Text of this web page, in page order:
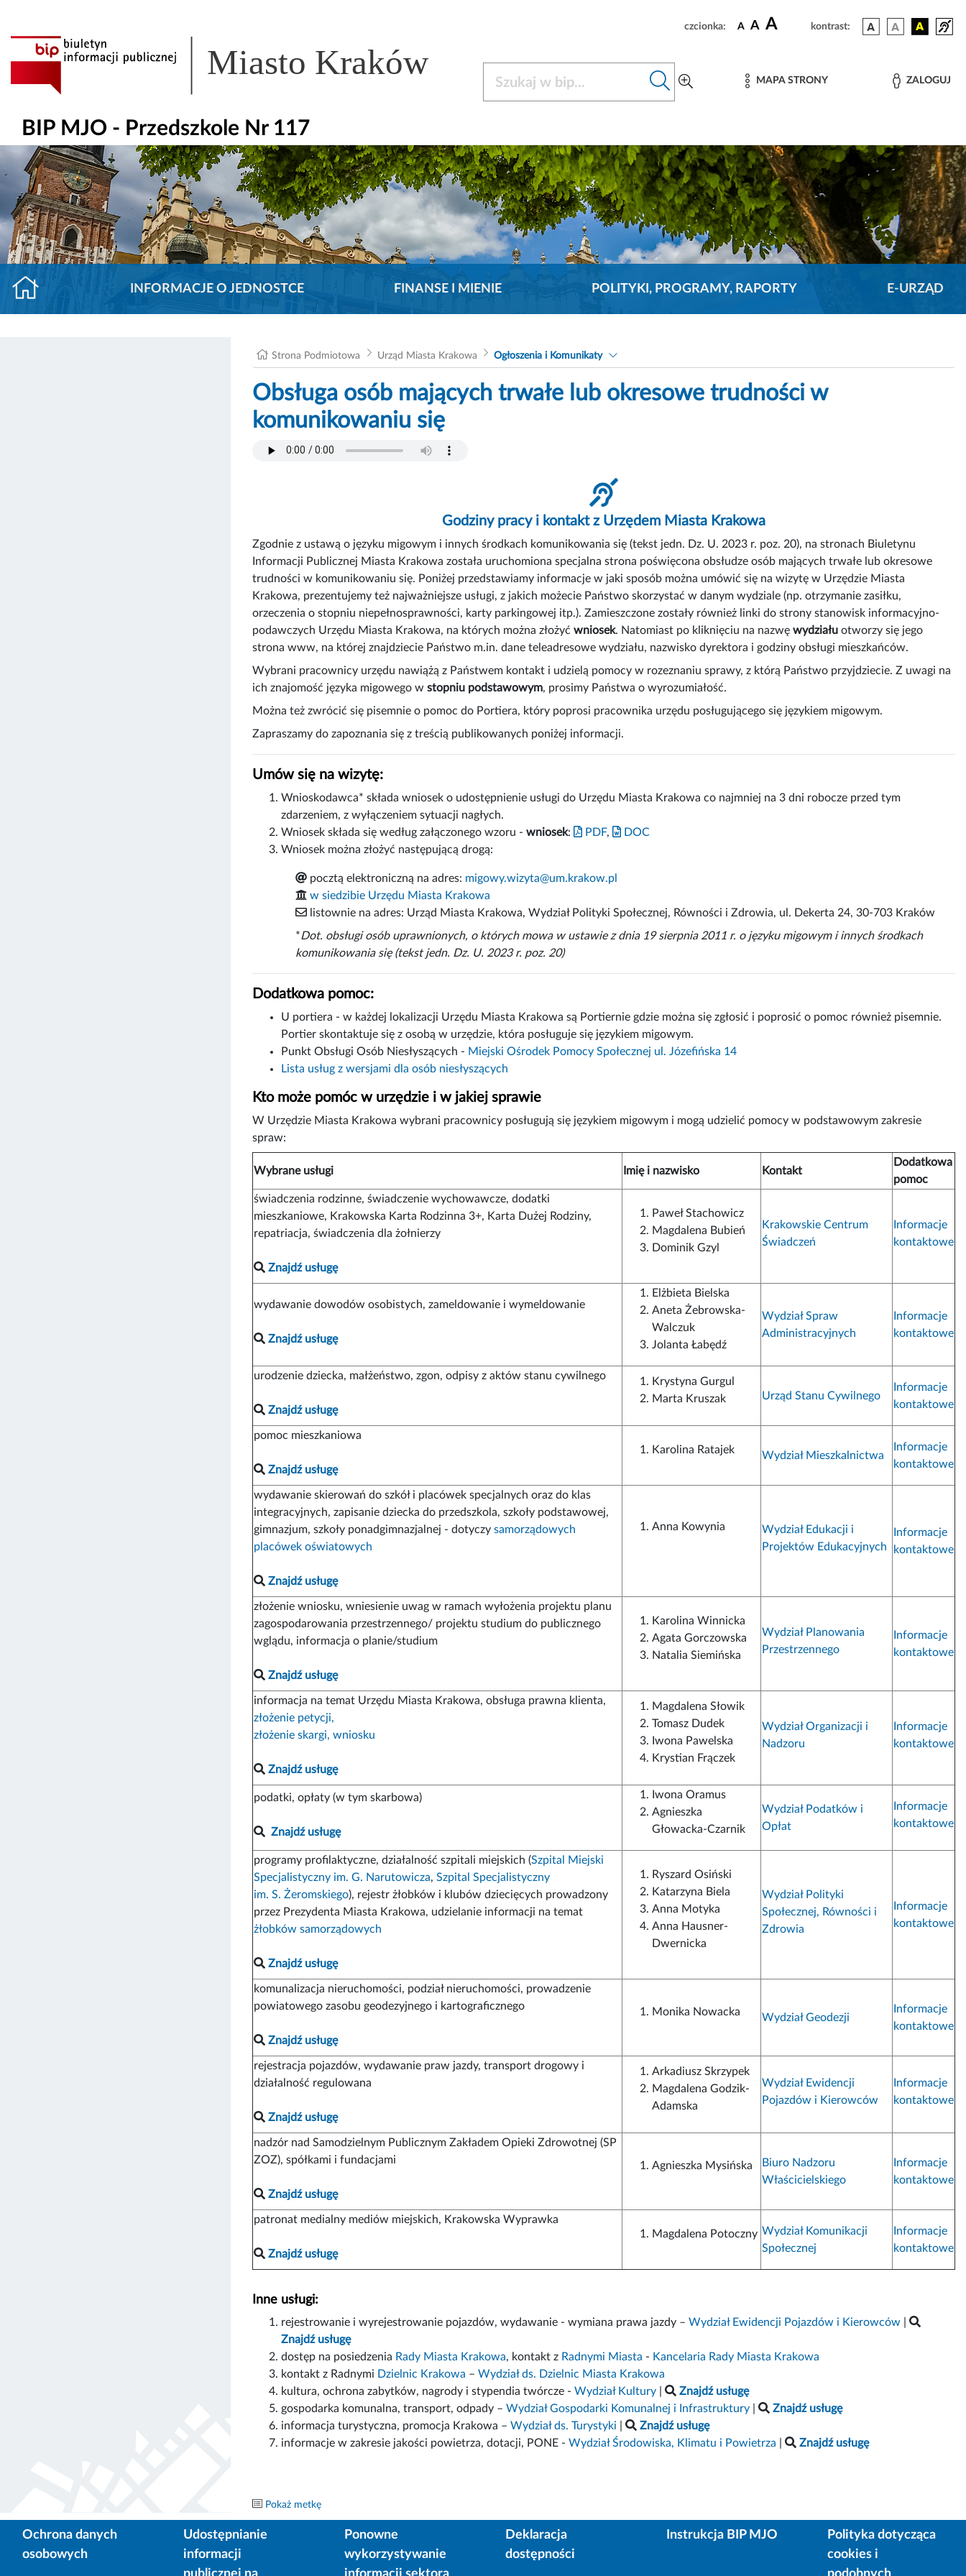
czcionka: A A A kontrast:
Miasto Kraków MAPA STRONY ZALOGUJ
BIP MJO - Przedszkole Nr 117
INFORMACJE O JEDNOSTCE FINANSE I MIENIE POLITYKI, PROGRAMY, RAPORTY E-URZĄD
Strona Podmiotowa Urząd Miasta Krakowa Ogłoszenia i Komunikaty
Obsługa osób mających trwałe lub okresowe trudności w
komunikowaniu się
Godziny pracy i kontakt z Urzędem Miasta Krakowa
Zgodnie z ustawą o języku migowym i innych środkach komunikowania się (tekst jedn. Dz. U. 2023 r. poz. 20), na stronach Biuletynu
Informacji Publicznej Miasta Krakowa została uruchomiona specjalna strona poświęcona obsłudze osób mających trwałe lub okresowe
trudności w komunikowaniu się. Poniżej przedstawiamy informacje w jaki sposób można umówić się na wizytę w Urzędzie Miasta
Krakowa, prezentujemy też najważniejsze usługi, z jakich możecie Państwo skorzystać w danym wydziale (np. otrzymanie zasiłku,
orzeczenia o stopniu niepełnosprawności, karty parkingowej itp.). Zamieszczone zostały również linki do strony stanowisk informacyjno-
podawczych Urzędu Miasta Krakowa, na których można złożyć wniosek. Natomiast po kliknięciu na nazwę wydziału otworzy się jego
strona www, na której znajdziecie Państwo m.in. dane teleadresowe wydziału, nazwisko dyrektora i godziny obsługi mieszkańców.
Wybrani pracownicy urzędu nawiążą z Państwem kontakt i udzielą pomocy w rozeznaniu sprawy, z którą Państwo przyjdziecie. Z uwagi na
ich znajomość języka migowego w stopniu podstawowym, prosimy Państwa o wyrozumiałość.
Można też zwrócić się pisemnie o pomoc do Portiera, który poprosi pracownika urzędu posługującego się językiem migowym.
Zapraszamy do zapoznania się z treścią publikowanych poniżej informacji.
Umów się na wizytę:
Wnioskodawca* składa wniosek o udostępnienie usługi do Urzędu Miasta Krakowa co najmniej na 3 dni robocze przed tym
zdarzeniem, z wyłączeniem sytuacji nagłych.
Wniosek składa się według załączonego wzoru - wniosek: PDF,
DOC
Wniosek można złożyć następującą drogą:
pocztą elektroniczną na adres: migowy.wizyta@um.krakow.pl
w siedzibie Urzędu Miasta Krakowa
listownie na adres: Urząd Miasta Krakowa, Wydział Polityki Społecznej, Równości i Zdrowia, ul. Dekerta 24, 30-703 Kraków
*Dot. obsługi osób uprawnionych, o których mowa w ustawie z dnia 19 sierpnia 2011 r. o języku migowym i innych środkach
komunikowania się (tekst jedn. Dz. U. 2023 r. poz. 20)
Dodatkowa pomoc:
U portiera - w każdej lokalizacji Urzędu Miasta Krakowa są Portiernie gdzie można się zgłosić i poprosić o pomoc również pisemnie.
Portier skontaktuje się z osobą w urzędzie, która posługuje się językiem migowym.
Punkt Obsługi Osób Niesłyszących - Miejski Ośrodek Pomocy Społecznej ul. Józefińska 14
Lista usług z wersjami dla osób niesłyszących
Kto może pomóc w urzędzie i w jakiej sprawie
W Urzędzie Miasta Krakowa wybrani pracownicy posługują się językiem migowym i mogą udzielić pomocy w podstawowym zakresie
spraw:
Wybrane usługi Imię i nazwisko Kontakt
Dodatkowa
pomoc
świadczenia rodzinne, świadczenie wychowawcze, dodatki
mieszkaniowe, Krakowska Karta Rodzinna 3+, Karta Dużej Rodziny,
repatriacja, świadczenia dla żołnierzy
Znajdź usługę
Paweł Stachowicz
Magdalena Bubień
Dominik Gzyl
Krakowskie Centrum
Świadczeń
Informacje
kontaktowe
wydawanie dowodów osobistych, zameldowanie i wymeldowanie
Znajdź usługę
Elżbieta Bielska
Aneta Żebrowska-
Walczuk
Jolanta Łabędź
Wydział Spraw
Administracyjnych
Informacje
kontaktowe
urodzenie dziecka, małżeństwo, zgon, odpisy z aktów stanu cywilnego
Znajdź usługę
Krystyna Gurgul
Marta Kruszak
Urząd Stanu Cywilnego
Informacje
kontaktowe
pomoc mieszkaniowa
Znajdź usługę
Karolina Ratajek Wydział Mieszkalnictwa
Informacje
kontaktowe
wydawanie skierowań do szkół i placówek specjalnych oraz do klas
integracyjnych, zapisanie dziecka do przedszkola, szkoły podstawowej,
gimnazjum, szkoły ponadgimnazjalnej - dotyczy samorządowych
placówek oświatowych
Znajdź usługę
Anna Kowynia
Wydział Edukacji i
Projektów Edukacyjnych
Informacje
kontaktowe
złożenie wniosku, wniesienie uwag w ramach wyłożenia projektu planu
zagospodarowania przestrzennego/ projektu studium do publicznego
wglądu, informacja o planie/studium
Znajdź usługę
Karolina Winnicka
Agata Gorczowska
Natalia Siemińska
Wydział Planowania
Przestrzennego
Informacje
kontaktowe
informacja na temat Urzędu Miasta Krakowa, obsługa prawna klienta,
złożenie petycji,
złożenie skargi, wniosku
Znajdź usługę
Magdalena Słowik
Tomasz Dudek
Iwona Pawelska
Krystian Frączek
Wydział Organizacji i
Nadzoru
Informacje
kontaktowe
podatki, opłaty (w tym skarbowa)
Znajdź usługę
Iwona Oramus
Agnieszka
Głowacka-Czarnik
Wydział Podatków i
Opłat
Informacje
kontaktowe
programy profilaktyczne, działalność szpitali miejskich (Szpital Miejski
Specjalistyczny im. G. Narutowicza, Szpital Specjalistyczny
im. S. Żeromskiego), rejestr żłobków i klubów dziecięcych prowadzony
przez Prezydenta Miasta Krakowa, udzielanie informacji na temat
żłobków samorządowych
Znajdź usługę
Ryszard Osiński
Katarzyna Biela
Anna Motyka
Anna Hausner-
Dwernicka
Wydział Polityki
Społecznej, Równości i
Zdrowia
Informacje
kontaktowe
komunalizacja nieruchomości, podział nieruchomości, prowadzenie
powiatowego zasobu geodezyjnego i kartograficznego
Znajdź usługę
Monika Nowacka Wydział Geodezji
Informacje
kontaktowe
rejestracja pojazdów, wydawanie praw jazdy, transport drogowy i
działalność regulowana
Znajdź usługę
Arkadiusz Skrzypek
Magdalena Godzik-
Adamska
Wydział Ewidencji
Pojazdów i Kierowców
Informacje
kontaktowe
nadzór nad Samodzielnym Publicznym Zakładem Opieki Zdrowotnej (SP
ZOZ), spółkami i fundacjami
Znajdź usługę
Agnieszka Mysińska
Biuro Nadzoru
Właścicielskiego
Informacje
kontaktowe
patronat medialny mediów miejskich, Krakowska Wyprawka
Znajdź usługę
Magdalena Potoczny Wydział Komunikacji
Społecznej
Informacje
kontaktowe
Inne usługi:
rejestrowanie i wyrejestrowanie pojazdów, wydawanie - wymiana prawa jazdy – Wydział Ewidencji Pojazdów i Kierowców
Znajdź usługę
dostęp na posiedzenia Rady Miasta Krakowa, kontakt z Radnymi Miasta - Kancelaria Rady Miasta Krakowa
kontakt z Radnymi Dzielnic Krakowa – Wydział ds. Dzielnic Miasta Krakowa
kultura, ochrona zabytków, nagrody i stypendia twórcze - Wydział Kultury
Znajdź usługę
gospodarka komunalna, transport, odpady – Wydział Gospodarki Komunalnej i Infrastruktury
Znajdź usługę
informacja turystyczna, promocja Krakowa – Wydział ds. Turystyki
Znajdź usługę
informacje w zakresie jakości powietrza, dotacji, PONE - Wydział Środowiska, Klimatu i Powietrza Znajdź usługę
Pokaż metkę
Ochrona danych
osobowych
Udostępnianie
informacji
Ponowne
wykorzystywanie
Deklaracja
dostępności
Instrukcja BIP MJO
Polityka dotycząca
cookies i